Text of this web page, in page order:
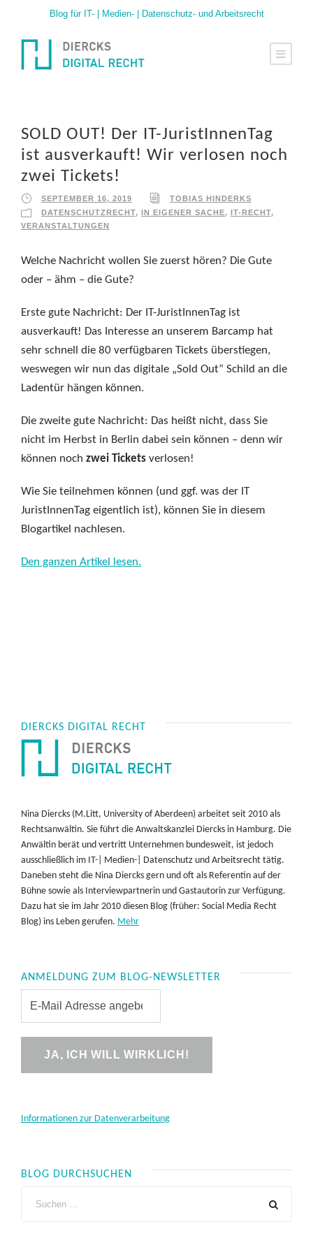
Blog für IT- | Medien- | Datenschutz- und Arbeitsrecht
SOLD OUT! Der IT-JuristInnenTag
ist ausverkauft! Wir verlosen noch
zwei Tickets!
SEPTEMBER 16, 2019
TOBIAS HINDERKS
DATENSCHUTZRECHT, IN EIGENER SACHE, IT-RECHT,
VERANSTALTUNGEN
Welche Nachricht wollen Sie zuerst hören? Die Gute
oder – ähm – die Gute?
Erste gute Nachricht: Der IT-JuristInnenTag ist
ausverkauft! Das Interesse an unserem Barcamp hat
sehr schnell die 80 verfügbaren Tickets überstiegen,
weswegen wir nun das digitale „Sold Out“ Schild an die
Ladentür hängen können.
Die zweite gute Nachricht: Das heißt nicht, dass Sie
nicht im Herbst in Berlin dabei sein können – denn wir
können noch zwei Tickets verlosen!
Wie Sie teilnehmen können (und ggf. was der IT
JuristInnenTag eigentlich ist), können Sie in diesem
Blogartikel nachlesen.
Den ganzen Artikel lesen.
DIERCKS DIGITAL RECHT
Nina Diercks (M.Litt, University of Aberdeen) arbeitet seit 2010 als
Rechtsanwältin. Sie führt die Anwaltskanzlei Diercks in Hamburg. Die
Anwältin berät und vertritt Unternehmen bundesweit, ist jedoch
ausschließlich im IT-| Medien-| Datenschutz und Arbeitsrecht tätig.
Daneben steht die Nina Diercks gern und oft als Referentin auf der
Bühne sowie als Interviewpartnerin und Gastautorin zur Verfügung.
Dazu hat sie im Jahr 2010 diesen Blog (früher: Social Media Recht
Blog) ins Leben gerufen. Mehr
ANMELDUNG ZUM BLOG-NEWSLETTER
Informationen zur Datenverarbeitung
BLOG DURCHSUCHEN